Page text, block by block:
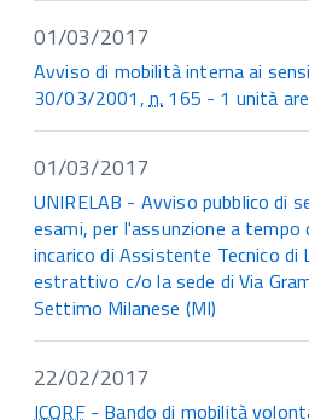
01/03/2017
Avviso di mobilità interna ai
30/03/2001, n. 165 - 1 unità
01/03/2017
UNIRELAB - Avviso pubblico di
esami, per l'assunzione a
incarico di Assistente Tecnico
estrattivo c/o la sede di Via
Settimo Milanese (MI)
22/02/2017
ICQRF- Bando di mobilità